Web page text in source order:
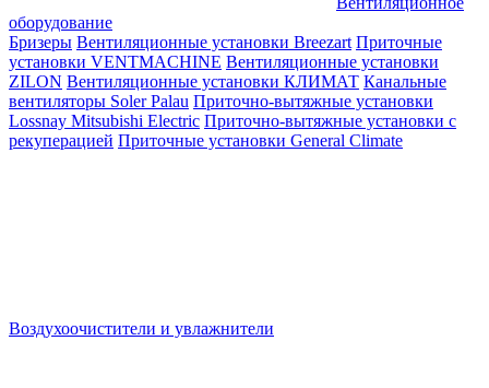
оборудование
Бризеры Вентиляционные установки Breezart Приточные
установки VENTMACHINE Вентиляционные установки
ZILON Вентиляционные установки КЛИМАТ Канальные
вентиляторы Soler Palau Приточно-вытяжные установки
Lossnay Mitsubishi Electric Приточно-вытяжные установки с
рекуперацией Приточные установки General Climate
Воздухоочистители и увлажнители